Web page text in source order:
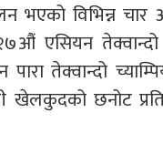
विभिन्न चार
एसियन
तेक्वान्दो
छनोट